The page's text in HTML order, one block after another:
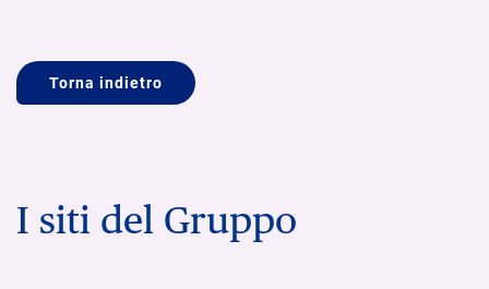
Torna indietro
I siti del Gruppo